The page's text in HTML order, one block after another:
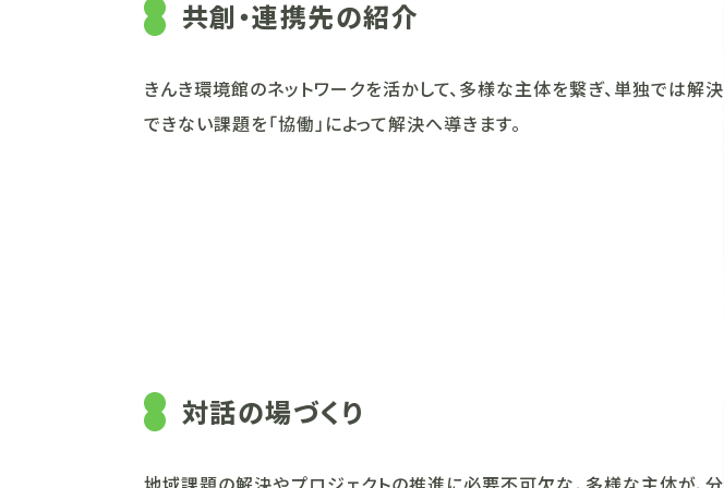
共創・連携先の紹介
きんき環境館のネットワークを活かして、多様な主体を繋ぎ、単独では解決
できない課題を「協働」によって解決へ導きます。
対話の場づくり